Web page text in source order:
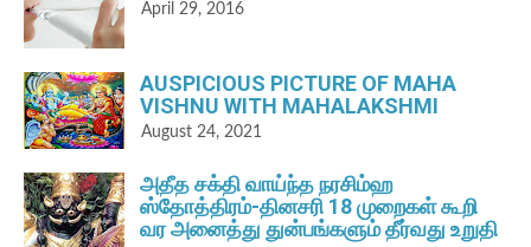
April 29, 2016
AUSPICIOUS PICTURE OF MAHA
VISHNU WITH MAHALAKSHMI
August 24, 2021
அதீத சக்தி வாய்ந்த நரசிம்ஹ
ஸ்தோத்திரம்-தினசரி 18 முறைகள் கூறி
வர அனைத்து துன்பங்களும் தீர்வது உறுதி